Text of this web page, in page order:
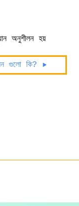
অনুশীলন হয়
গুলো কি? ▶️